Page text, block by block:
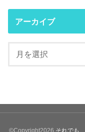
アーカイブ
©Copyright2026 それでも